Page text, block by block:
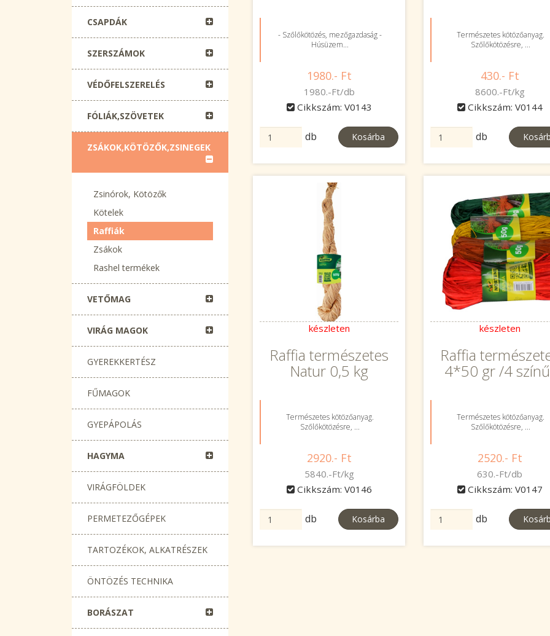
CSAPDÁK
SZERSZÁMOK
VÉDŐFELSZERELÉS
FÓLIÁK,SZÖVETEK
ZSÁKOK,KÖTÖZŐK,ZSINEGEK
Zsinórok, Kötözők
Kötelek
Raffiák
Zsákok
Rashel termékek
VETŐMAG
VIRÁG MAGOK
GYEREKKERTÉSZ
FŰMAGOK
GYEPÁPOLÁS
HAGYMA
VIRÁGFÖLDEK
PERMETEZŐGÉPEK
TARTOZÉKOK, ALKATRÉSZEK
ÖNTÖZÉS TECHNIKA
BORÁSZAT
- Szőlőkötözés, mezőgazdaság -
Húsüzem...
1980.- Ft
1980.-Ft/db
Cikkszám: V0143
db Kosárba
Természetes kötözőanyag.
Szőlőkötözésre, ...
430.- Ft
8600.-Ft/kg
Cikkszám: V0144
db
készleten
Raffia természetes
Natur 0,5 kg
Természetes kötözőanyag.
Szőlőkötözésre, ...
2920.- Ft
5840.-Ft/kg
Cikkszám: V0146
db Kosárba
készleten
Raffia
4*50 gr /4
Természetes kötözőanyag.
Szőlőkötözésre, ...
2520.- Ft
630.-Ft/db
Cikkszám: V0147
db